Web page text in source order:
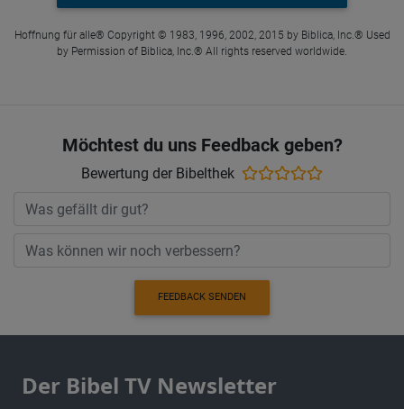
Hoffnung für alle® Copyright © 1983, 1996, 2002, 2015 by Biblica, Inc.® Used
by Permission of Biblica, Inc.® All rights reserved worldwide.
Möchtest du uns Feedback geben?
Bewertung der Bibelthek
FEEDBACK SENDEN
Der Bibel TV Newsletter